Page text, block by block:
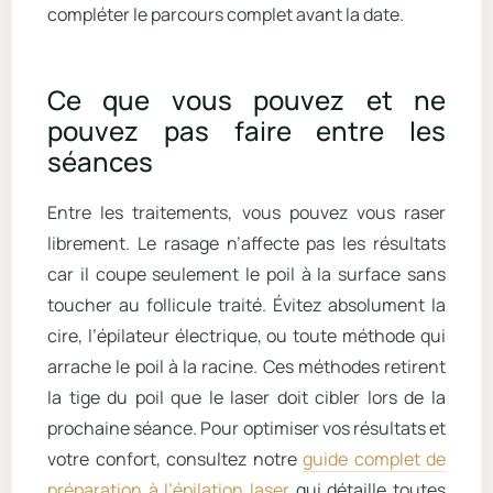
compléter le parcours complet avant la date.
Ce que vous pouvez et ne
pouvez pas faire entre les
séances
Entre les traitements, vous pouvez vous raser
librement. Le rasage n’affecte pas les résultats
car il coupe seulement le poil à la surface sans
toucher au follicule traité. Évitez absolument la
cire, l’épilateur électrique, ou toute méthode qui
arrache le poil à la racine. Ces méthodes retirent
la tige du poil que le laser doit cibler lors de la
prochaine séance. Pour optimiser vos résultats et
votre confort, consultez notre guide complet de